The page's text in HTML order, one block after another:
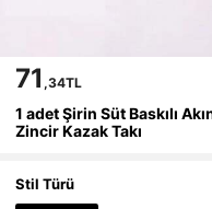
71 ,34TL
1 adet Şirin Süt Baskılı
Zincir Kazak Takı
Stil Türü